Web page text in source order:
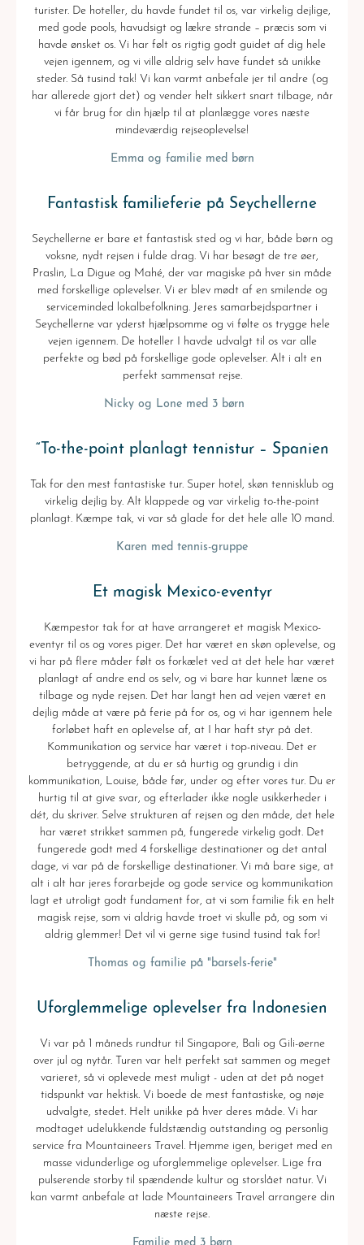
turister. De hoteller, du havde fundet til os, var virkelig dejlige,
med gode pools, havudsigt og lækre strande – præcis som vi
havde ønsket os. Vi har følt os rigtig godt guidet af dig hele
vejen igennem, og vi ville aldrig selv have fundet så unikke
steder. Så tusind tak! Vi kan varmt anbefale jer til andre (og
har allerede gjort det) og vender helt sikkert snart tilbage, når
vi får brug for din hjælp til at planlægge vores næste
mindeværdig rejseoplevelse!
Emma og familie med børn
Fantastisk familieferie på Seychellerne
Seychellerne er bare et fantastisk sted og vi har, både børn og
voksne, nydt rejsen i fulde drag. Vi har besøgt de tre øer,
Praslin, La Digue og Mahé, der var magiske på hver sin måde
med forskellige oplevelser. Vi er blev mødt af en smilende og
serviceminded lokalbefolkning. Jeres samarbejdspartner i
Seychellerne var yderst hjælpsomme og vi følte os trygge hele
vejen igennem. De hoteller I havde udvalgt til os var alle
perfekte og bød på forskellige gode oplevelser. Alt i alt en
perfekt sammensat rejse.
Nicky og Lone med 3 børn
“To-the-point planlagt tennistur – Spanien
Tak for den mest fantastiske tur. Super hotel, skøn tennisklub og
virkelig dejlig by. Alt klappede og var virkelig to-the-point
planlagt. Kæmpe tak, vi var så glade for det hele alle 10 mand.
Karen med tennis-gruppe
Et magisk Mexico-eventyr
Kæmpestor tak for at have arrangeret et magisk Mexico-
eventyr til os og vores piger. Det har været en skøn oplevelse, og
vi har på flere måder følt os forkælet ved at det hele har været
planlagt af andre end os selv, og vi bare har kunnet læne os
tilbage og nyde rejsen. Det har langt hen ad vejen været en
dejlig måde at være på ferie på for os, og vi har igennem hele
forløbet haft en oplevelse af, at I har haft styr på det.
Kommunikation og service har været i top-niveau. Det er
betryggende, at du er så hurtig og grundig i din
kommunikation, Louise, både før, under og efter vores tur. Du er
hurtig til at give svar, og efterlader ikke nogle usikkerheder i
dét, du skriver. Selve strukturen af rejsen og den måde, det hele
har været strikket sammen på, fungerede virkelig godt. Det
fungerede godt med 4 forskellige destinationer og det antal
dage, vi var på de forskellige destinationer. Vi må bare sige, at
alt i alt har jeres forarbejde og gode service og kommunikation
lagt et utroligt godt fundament for, at vi som familie fik en helt
magisk rejse, som vi aldrig havde troet vi skulle på, og som vi
aldrig glemmer! Det vil vi gerne sige tusind tusind tak for!
Thomas og familie på "barsels-ferie"
Uforglemmelige oplevelser fra Indonesien
Vi var på 1 måneds rundtur til Singapore, Bali og Gili-øerne
over jul og nytår. Turen var helt perfekt sat sammen og meget
varieret, så vi oplevede mest muligt - uden at det på noget
tidspunkt var hektisk. Vi boede de mest fantastiske, og nøje
udvalgte, stedet. Helt unikke på hver deres måde. Vi har
modtaget udelukkende fuldstændig outstanding og personlig
service fra Mountaineers Travel. Hjemme igen, beriget med en
masse vidunderlige og uforglemmelige oplevelser. Lige fra
pulserende storby til spændende kultur og storslået natur. Vi
kan varmt anbefale at lade Mountaineers Travel arrangere din
næste rejse.